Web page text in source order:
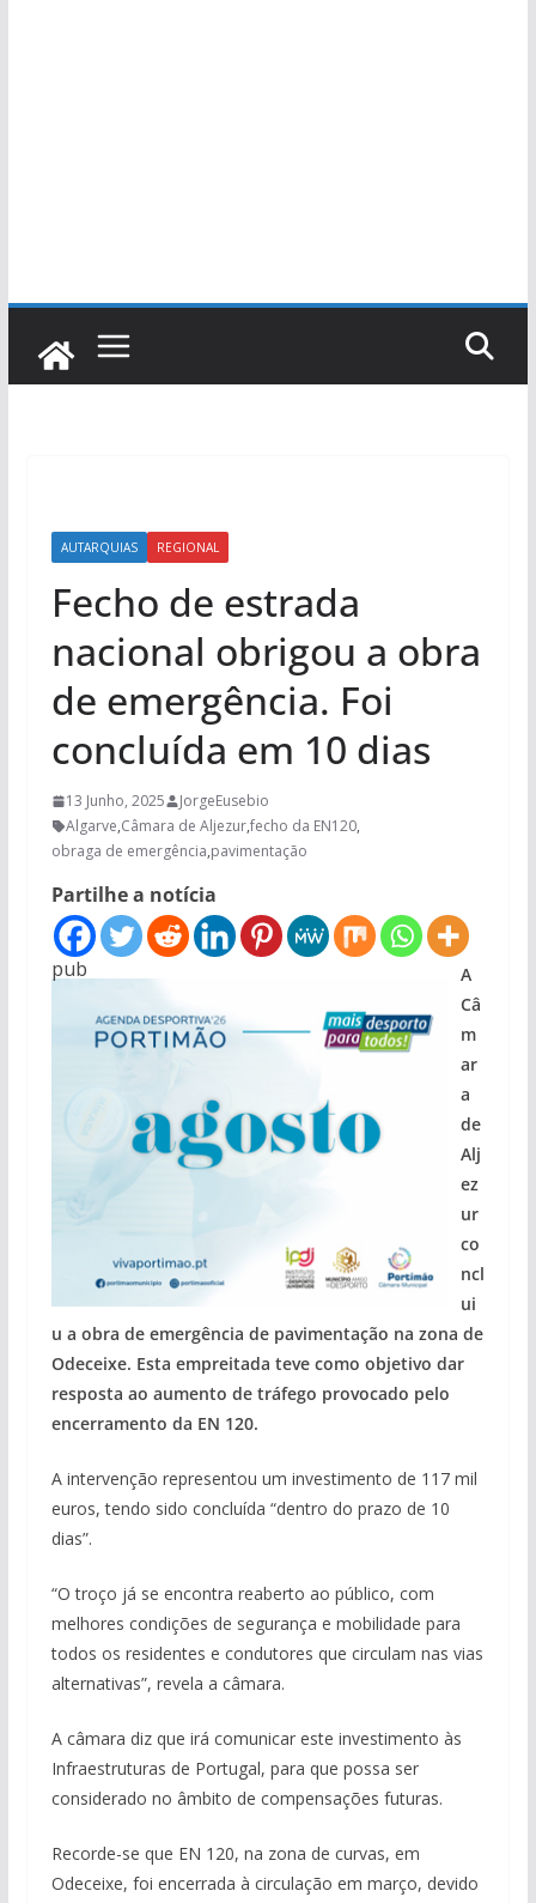
AUTARQUIAS REGIONAL
Fecho de estrada
nacional obrigou a obra
de emergência. Foi
concluída em 10 dias
13 Junho, 2025
JorgeEusebio
Algarve,Câmara de Aljezur,fecho da EN120,
obraga de emergência,pavimentação
Partilhe a notícia
pub
A
Câ
m
ar
a
de
Alj
ez
ur
co
ncl
ui
u a obra de emergência de pavimentação na zona de
Odeceixe. Esta empreitada teve como objetivo dar
resposta ao aumento de tráfego provocado pelo
encerramento da EN 120.
A intervenção representou um investimento de 117 mil
euros, tendo sido concluída “dentro do prazo de 10
dias”.
“O troço já se encontra reaberto ao público, com
melhores condições de segurança e mobilidade para
todos os residentes e condutores que circulam nas vias
alternativas”, revela a câmara.
A câmara diz que irá comunicar este investimento às
Infraestruturas de Portugal, para que possa ser
considerado no âmbito de compensações futuras.
Recorde-se que EN 120, na zona de curvas, em
Odeceixe, foi encerrada à circulação em março, devido